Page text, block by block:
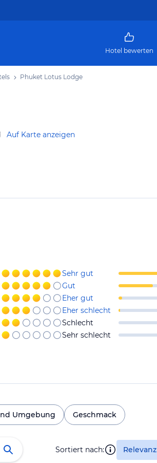
Hotel bewerten
Phuket Lotus Lodge
Auf Karte anzeigen
Sehr gut
Gut
Eher gut
Eher schlecht
Schlecht
Sehr schlecht
Umgebung Geschmack
Sortiert nach: Relevanz